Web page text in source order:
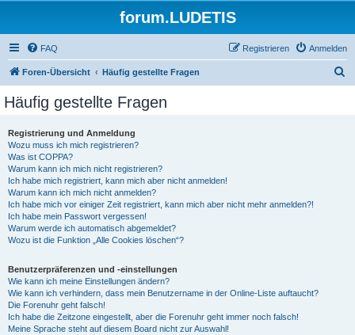
forum.LUDETIS
FAQ Anmelden
Registrieren
Foren-Übersicht Häufig gestellte Fragen
Häufig gestellte Fragen
Registrierung und Anmeldung
Wozu muss ich mich registrieren?
Was ist COPPA?
Warum kann ich mich nicht registrieren?
Ich habe mich registriert, kann mich aber nicht anmelden!
Warum kann ich mich nicht anmelden?
Ich habe mich vor einiger Zeit registriert, kann mich aber nicht mehr anmelden?!
Ich habe mein Passwort vergessen!
Warum werde ich automatisch abgemeldet?
Wozu ist die Funktion „Alle Cookies löschen“?
Benutzerpräferenzen und -einstellungen
Wie kann ich meine Einstellungen ändern?
Wie kann ich verhindern, dass mein Benutzername in der Online-Liste auftaucht?
Die Forenuhr geht falsch!
Ich habe die Zeitzone eingestellt, aber die Forenuhr geht immer noch falsch!
Meine Sprache steht auf diesem Board nicht zur Auswahl!